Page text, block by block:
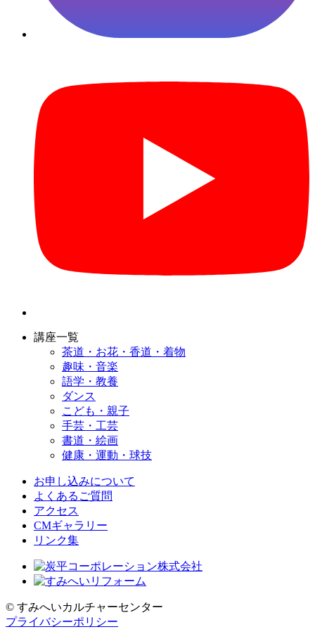
講座一覧
茶道・お花・香道・着物
趣味・音楽
語学・教養
ダンス
こども・親子
手芸・工芸
書道・絵画
健康・運動・球技
お申し込みについて
よくあるご質問
アクセス
CMギャラリー
リンク集
© すみへいカルチャーセンター
プライバシーポリシー